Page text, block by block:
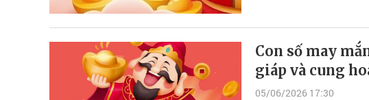
Con số may
giáp và cung
05/06/2026 17:30